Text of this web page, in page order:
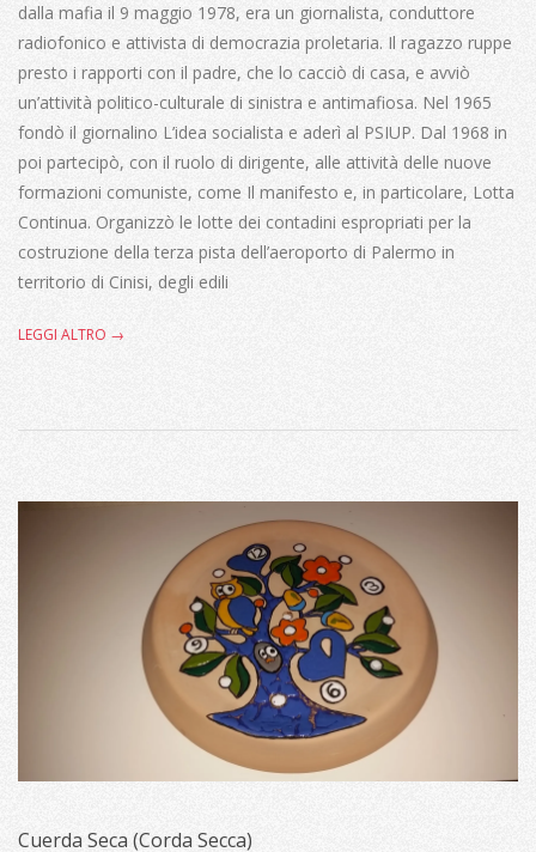
dalla mafia il 9 maggio 1978, era un giornalista, conduttore
radiofonico e attivista di democrazia proletaria. Il ragazzo ruppe
presto i rapporti con il padre, che lo cacciò di casa, e avviò
un’attività politico-culturale di sinistra e antimafiosa. Nel 1965
fondò il giornalino L’idea socialista e aderì al PSIUP. Dal 1968 in
poi partecipò, con il ruolo di dirigente, alle attività delle nuove
formazioni comuniste, come Il manifesto e, in particolare, Lotta
Continua. Organizzò le lotte dei contadini espropriati per la
costruzione della terza pista dell’aeroporto di Palermo in
territorio di Cinisi, degli edili
LEGGI ALTRO →
Cuerda Seca (Corda Secca)